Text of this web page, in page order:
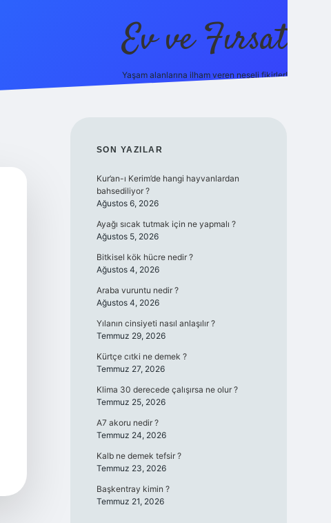
Ev ve Fırsat
Yaşam alanlarına ilham veren neşeli fikirler!
SIDEBAR
SON YAZILAR
Kur’an-ı Kerim’de hangi hayvanlardan
bahsediliyor ?
Ağustos 6, 2026
Ayağı sıcak tutmak için ne yapmalı ?
Ağustos 5, 2026
Bitkisel kök hücre nedir ?
Ağustos 4, 2026
Araba vuruntu nedir ?
Ağustos 4, 2026
Yılanın cinsiyeti nasıl anlaşılır ?
Temmuz 29, 2026
Kürtçe cıtki ne demek ?
Temmuz 27, 2026
Klima 30 derecede çalışırsa ne olur ?
Temmuz 25, 2026
A7 akoru nedir ?
Temmuz 24, 2026
Kalb ne demek tefsir ?
Temmuz 23, 2026
Başkentray kimin ?
Temmuz 21, 2026